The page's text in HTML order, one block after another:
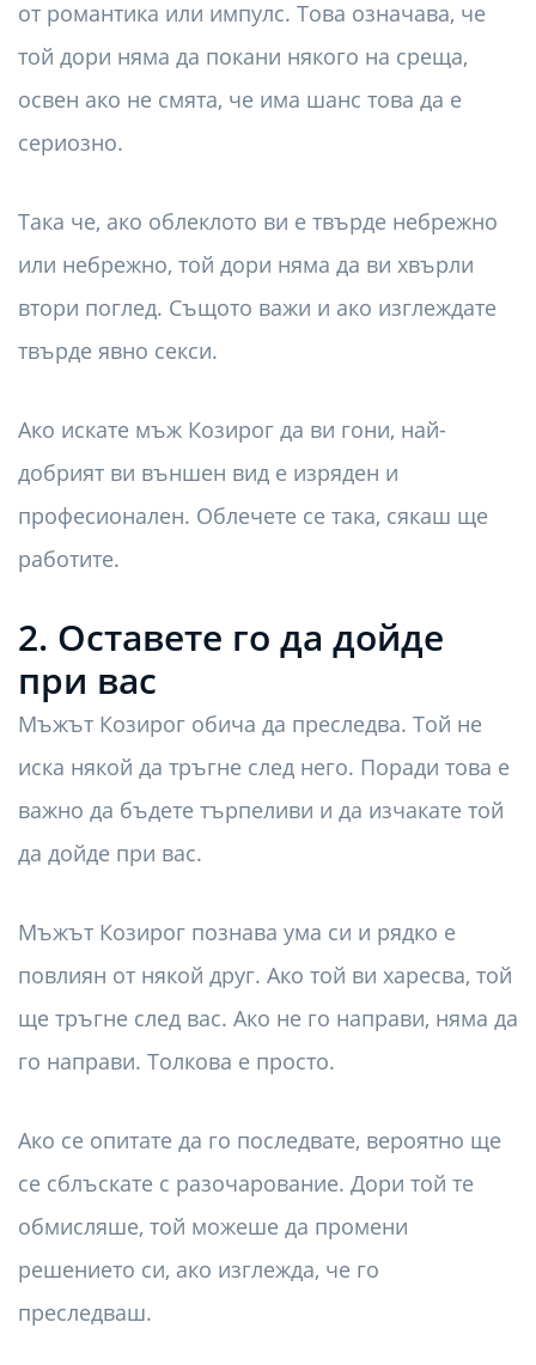
от романтика или импулс. Това означава, че
той дори няма да покани някого на среща,
освен ако не смята, че има шанс това да е
сериозно.
Така че, ако облеклото ви е твърде небрежно
или небрежно, той дори няма да ви хвърли
втори поглед. Същото важи и ако изглеждате
твърде явно секси.
Ако искате мъж Козирог да ви гони, най-
добрият ви външен вид е изряден и
професионален. Облечете се така, сякаш ще
работите.
2. Оставете го да дойде
при вас
Мъжът Козирог обича да преследва. Той не
иска някой да тръгне след него. Поради това е
важно да бъдете търпеливи и да изчакате той
да дойде при вас.
Мъжът Козирог познава ума си и рядко е
повлиян от някой друг. Ако той ви харесва, той
ще тръгне след вас. Ако не го направи, няма да
го направи. Толкова е просто.
Ако се опитате да го последвате, вероятно ще
се сблъскате с разочарование. Дори той те
обмисляше, той можеше да промени
решението си, ако изглежда, че го
преследваш.